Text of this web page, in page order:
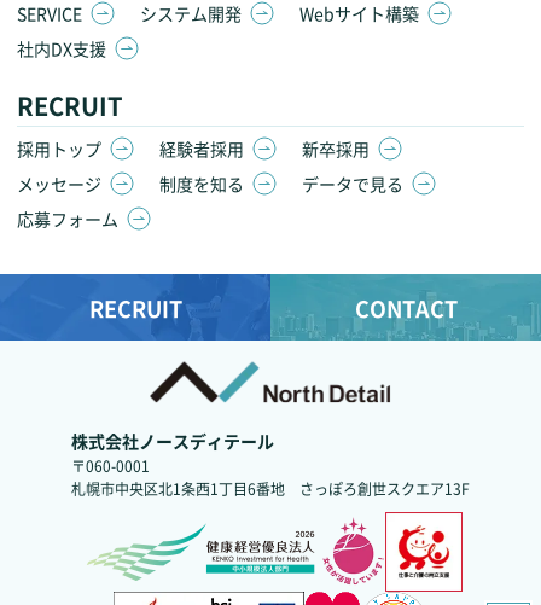
SERVICE システム開発
Webサイト構築
社内DX支援
RECRUIT
採用トップ 経験者採用
新卒採用
メッセージ
制度を知る
データで見る
応募フォーム
RECRUIT CONTACT
株式会社ノースディテール
〒060-0001
札幌市中央区北1条西1丁目6番地
さっぽろ創世スクエア13F